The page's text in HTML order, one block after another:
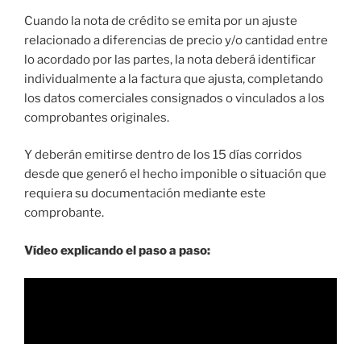
Cuando la nota de crédito se emita por un ajuste
relacionado a diferencias de precio y/o cantidad entre
lo acordado por las partes, la nota deberá identificar
individualmente a la factura que ajusta, completando
los datos comerciales consignados o vinculados a los
comprobantes originales.
Y deberán emitirse dentro de los 15 días corridos
desde que generó el hecho imponible o situación que
requiera su documentación mediante este
comprobante.
Vídeo explicando el paso a paso: